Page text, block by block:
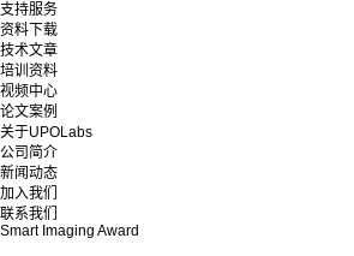
支持服务
资料下载
技术文章
培训资料
视频中心
论文案例
关于UPOLabs
公司简介
新闻动态
加入我们
联系我们
Smart Imaging Award